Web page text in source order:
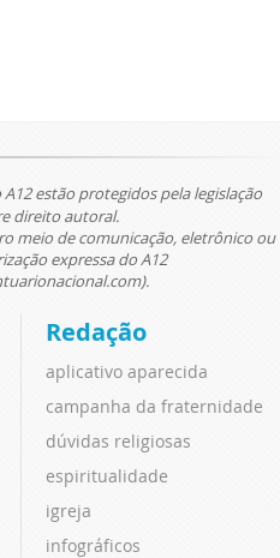
estão protegidos pela legislação
direito autoral.
meio de comunicação, eletrônico ou
expressa do A12
Redação
aplicativo aparecida
campanha da fraternidade
dúvidas religiosas
espiritualidade
igreja
infográficos